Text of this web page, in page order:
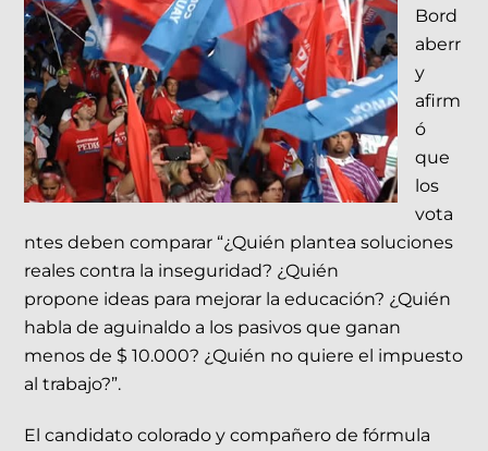
Bord
aberr
y
afirm
ó
que
los
vota
ntes deben comparar “¿Quién plantea soluciones
reales contra la inseguridad? ¿Quién
propone ideas para mejorar la educación? ¿Quién
habla de aguinaldo a los pasivos que ganan
menos de $ 10.000? ¿Quién no quiere el impuesto
al trabajo?”.
El candidato colorado y compañero de fórmula